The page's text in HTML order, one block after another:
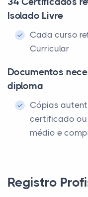
Isolado Livre
Cada curso
Curricular
Documentos
diploma
Cópias
certificado ou
médio e
Registro